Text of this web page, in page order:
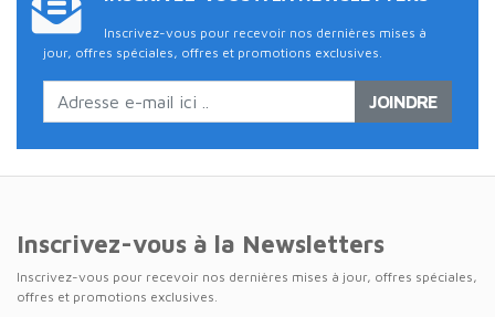
Inscrivez-vous pour recevoir nos dernières mises à
jour, offres spéciales, offres et promotions exclusives.
JOINDRE
Inscrivez-vous à la Newsletters
Inscrivez-vous pour recevoir nos dernières mises à jour, offres spéciales,
offres et promotions exclusives.